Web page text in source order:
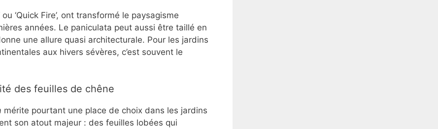
‘Quick Fire’, ont transformé le paysagisme
années. Le paniculata peut aussi être taillé en
une allure quasi architecturale. Pour les jardins
aux hivers sévères, c’est souvent le
des feuilles de chêne
mérite pourtant une place de choix dans les jardins
son atout majeur : des feuilles lobées qui